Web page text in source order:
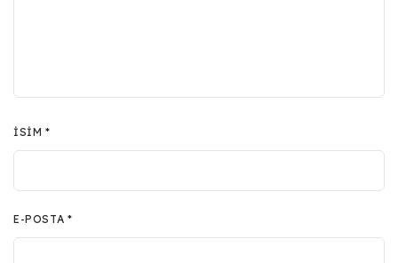
İSIM*
E-POSTA *